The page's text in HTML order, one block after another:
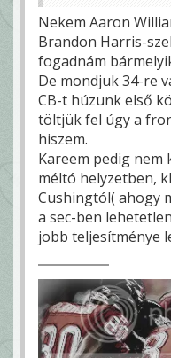
Nekem Aaron
Brandon Harris-
fogadnám
De mondjuk 34-re
CB-t húzunk első
töltjük fel úgy a
hiszem.
Kareem pedig
méltó helyzetben,
Cushingtól( ahogy
a sec-ben
jobb teljesítménye